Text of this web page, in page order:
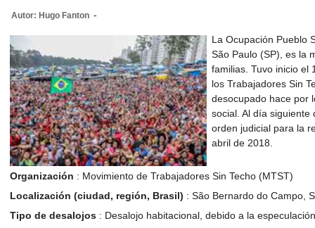
Autor: Hugo Fanton -
La Ocupación Pueblo
São Paulo (SP), es la
familias. Tuvo inicio el
los Trabajadores Sin
desocupado hace por
social. Al día siguiente
orden judicial para la
abril de 2018.
Organización : Movimiento de Trabajadores Sin Techo (MTST)
Localización (ciudad, región, Brasil) : São Bernardo do Campo,
Tipo de desalojos: Desalojo habitacional, debido a la